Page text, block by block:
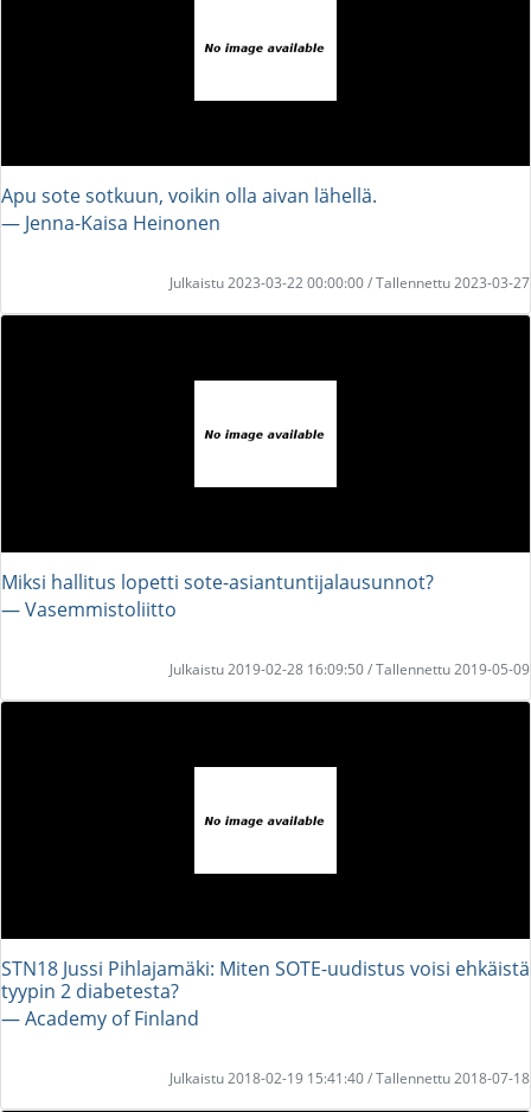
Apu sote sotkuun, voikin olla aivan lähellä.
― Jenna-Kaisa Heinonen
Julkaistu 2023-03-22 00:00:00 / Tallennettu 2023-03-27
Miksi hallitus lopetti sote-asiantuntijalausunnot?
― Vasemmistoliitto
Julkaistu 2019-02-28 16:09:50 / Tallennettu 2019-05-09
STN18 Jussi Pihlajamäki: Miten SOTE-uudistus voisi ehkäistä
tyypin 2 diabetesta?
― Academy of Finland
Julkaistu 2018-02-19 15:41:40 / Tallennettu 2018-07-18